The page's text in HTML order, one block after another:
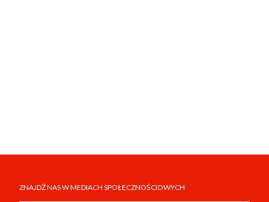
ZNAJDŹ NAS W MEDIACH SPOŁECZNOŚCIOWYCH